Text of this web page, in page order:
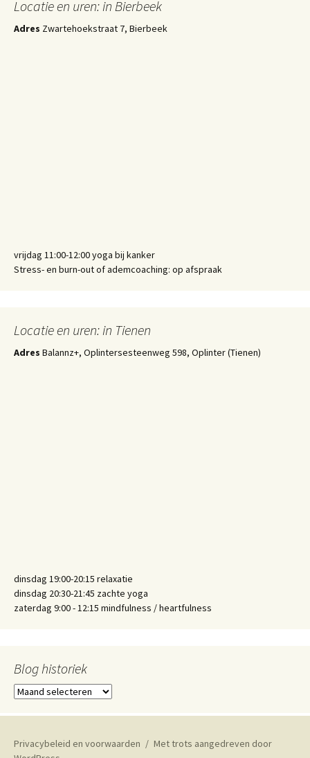
Locatie en uren: in Bierbeek
Adres Zwartehoekstraat 7, Bierbeek
vrijdag 11:00-12:00 yoga bij kanker
Stress- en burn-out of ademcoaching: op afspraak
Locatie en uren: in Tienen
Adres Balannz+, Oplintersesteenweg 598, Oplinter (Tienen)
dinsdag 19:00-20:15 relaxatie
dinsdag 20:30-21:45 zachte yoga
zaterdag 9:00 - 12:15 mindfulness / heartfulness
Blog historiek
Blog
Privacybeleid en voorwaarden
Met trots aangedreven door